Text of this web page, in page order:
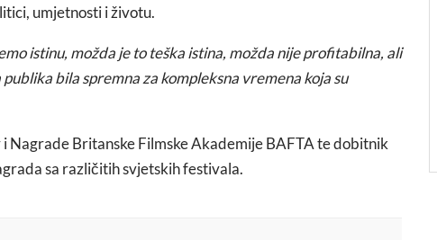
umjetnosti i životu.
istinu, možda je to teška istina, možda nije profitabilna, ali
bila spremna za kompleksna vremena koja su
Nagrade Britanske Filmske Akademije BAFTA te dobitnik
sa različitih svjetskih festivala.